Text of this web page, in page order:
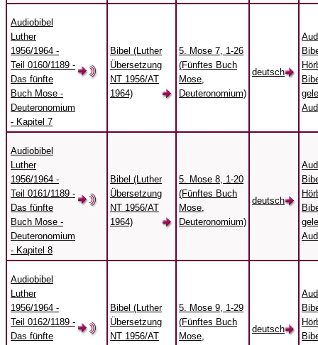
Audiobibel
Luther
1956/1964 -
Teil 0160/1189 -
Das fünfte
Buch Mose -
Deuteronomium
- Kapitel 7
Bibel (Luther
Übersetzung
NT 1956/AT
1964)
5. Mose 7, 1-26
(Fünftes Buch
Mose,
Deuteronomium)
deutsch
Audiobibel
Luther
1956/1964 -
Teil 0161/1189 -
Das fünfte
Buch Mose -
Deuteronomium
- Kapitel 8
Bibel (Luther
Übersetzung
NT 1956/AT
1964)
5. Mose 8, 1-20
(Fünftes Buch
Mose,
Deuteronomium)
deutsch
Audiobibel
Luther
1956/1964 -
Teil 0162/1189 -
Das fünfte
Bibel (Luther
Übersetzung
NT 1956/AT
5. Mose 9, 1-29
(Fünftes Buch
Mose,
deutsch